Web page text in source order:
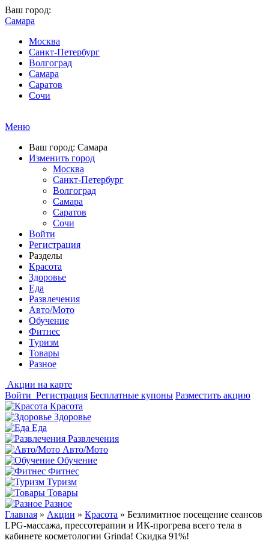
Ваш город:
Самара
Москва
Санкт-Петербург
Волгоград
Самара
Саратов
Сочи
Меню
Ваш город: Самара
Изменить город
Москва
Санкт-Петербург
Волгоград
Самара
Саратов
Сочи
Войти
Регистрация
Разделы
Красота
Здоровье
Еда
Развлечения
Авто/Мото
Обучение
Фитнес
Туризм
Товары
Разное
Акции на карте
Войти Регистрация Бесплатные купоны Разместить акцию
Красота
Здоровье
Еда
Развлечения
Авто/Мото
Обучение
Фитнес
Туризм
Товары
Разное
Главная » Акции » Красота » Безлимитное посещение сеансов
LPG-массажа, прессотерапии и ИК-прогрева всего тела в
кабинете косметологии Grinda! Скидка 91%!